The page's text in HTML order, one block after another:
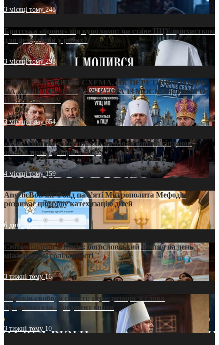
3 місяці тому248
Братська «броня» під куполами: чи стане ПЦУ прихистком
для дезертирів у рясах?
3 місяці тому293
СВЯТІ УХИЛЯНТИ: СХЕМА, ЯК ПЕРЕТВОРИТИ ПЦУ
НА «ОФШОР» ДЛЯ ДЕЗЕРТИРА ІЗ МОСКОВСЬКОГО
ПАТРІАРХАТУ
3 місяці тому654
«Кейс Тихона» у Тернополі: як Молитовний сніданок
оголив кризу довіри в ПЦУ
4 місяці тому159
AngelicBot: як Фонд пам’яті Митрополита Мефодія
розвиває цифрову катехизацію дітей
6 днів тому9
Світові лідери в Києві: богословський погляд на день
міжнародної солідарності
3 тижні тому16
35 років свободи совісті: періодизація зі слова
Предстоятеля. Документ епохи
3 тижні тому 10